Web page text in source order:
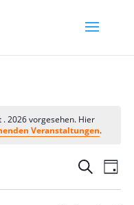
2026 vorgesehen. Hier
Veranstaltungen.
Suche
SucheTag